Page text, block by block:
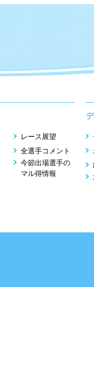
レース展望
全選手コメント
今節出場選手の
マル得情報